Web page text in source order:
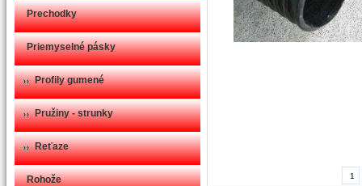
Prechodky
Priemyselné pásky
Profily gumené
Pružiny - strunky
Reťaze
Rohože